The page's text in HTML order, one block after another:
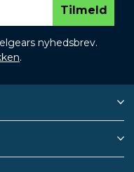
Tilmeld
nyhedsbrev.
.